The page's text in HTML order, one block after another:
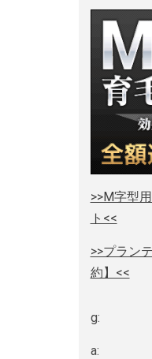
>>M字型
ト<<
>>プラン
約】<<
g:
a: